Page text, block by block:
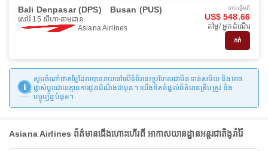
Bali Denpasar (DPS) Busan (PUS)
សៅរ៍ 15 សីហា តាមដាន
Asiana Airlines
ចាប់ផ្ដើមពី
US$ 548.66
តម្លៃ/ អ្នកដំណើរ
កក់
សូមចំណាំថាតម្លៃដែលបានរាយនៅលើទំព័រនេះប្រហែលជាមិនទាន់សម័យ និងអាច
ផ្លាស់ប្តូរដោយគ្មានការជូនដំណឹងជាមុន។ យើងខិតខំផ្តល់ព័ត៌មានត្រឹមត្រូវ និង
បច្ចុប្បន្នបំផុត។
Asiana Airlines ព័ត៌មានជើងហោះហើរពី អាកាសយានដ្ឋានអន្តរជាតិងូរ៉ារ៉ៃ